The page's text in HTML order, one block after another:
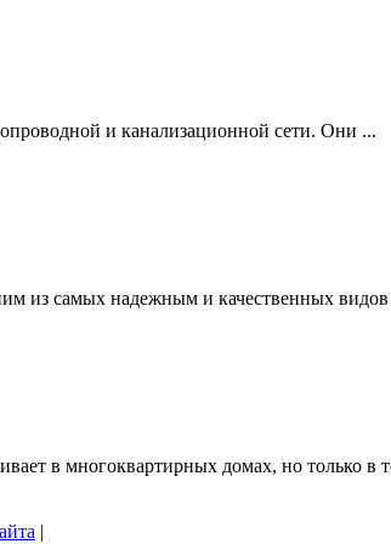
и канализационной сети. Они ...
из самых надежным и качественных видов
в многоквартирных домах, но только в
|